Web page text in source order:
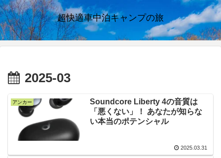
超快適車中泊キャンプの旅
2025-03
アンカー
Soundcore Liberty 4の音質は
「悪くない」！ あなたが知らな
い本当のポテンシャル
2025.03.31